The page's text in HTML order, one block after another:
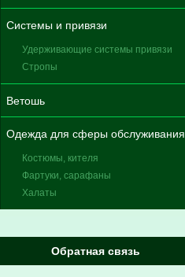
Системы и привязи
Удерживающие системы привязи
Стропы
Ветошь
Одежда для сферы обслуживания
Костюмы, кителя
Фартуки, сарафаны
Халаты
Обратная связь